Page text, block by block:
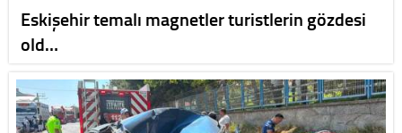
Eskişehir temalı magnetler turistlerin gözdesi
old…